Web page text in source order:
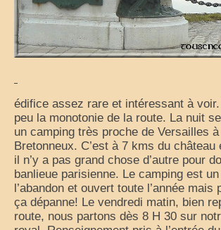
camping-car en cavale
les évasions d’une catalane
Escapades
Cigalon en balade
voyage en liberté
voyages-camping-car
Partenaires
édifice assez rare et intéressant à
peu la monotonie de la route. La nuit
un camping très proche de Versailles
Bretonneux. C’est à 7 kms du château
il n’y a pas grand chose d’autre pour
banlieue parisienne. Le camping est
l’abandon et ouvert toute l’année mais
ça dépanne! Le vendredi matin, bien
route, nous partons dès 8 H 30 sur